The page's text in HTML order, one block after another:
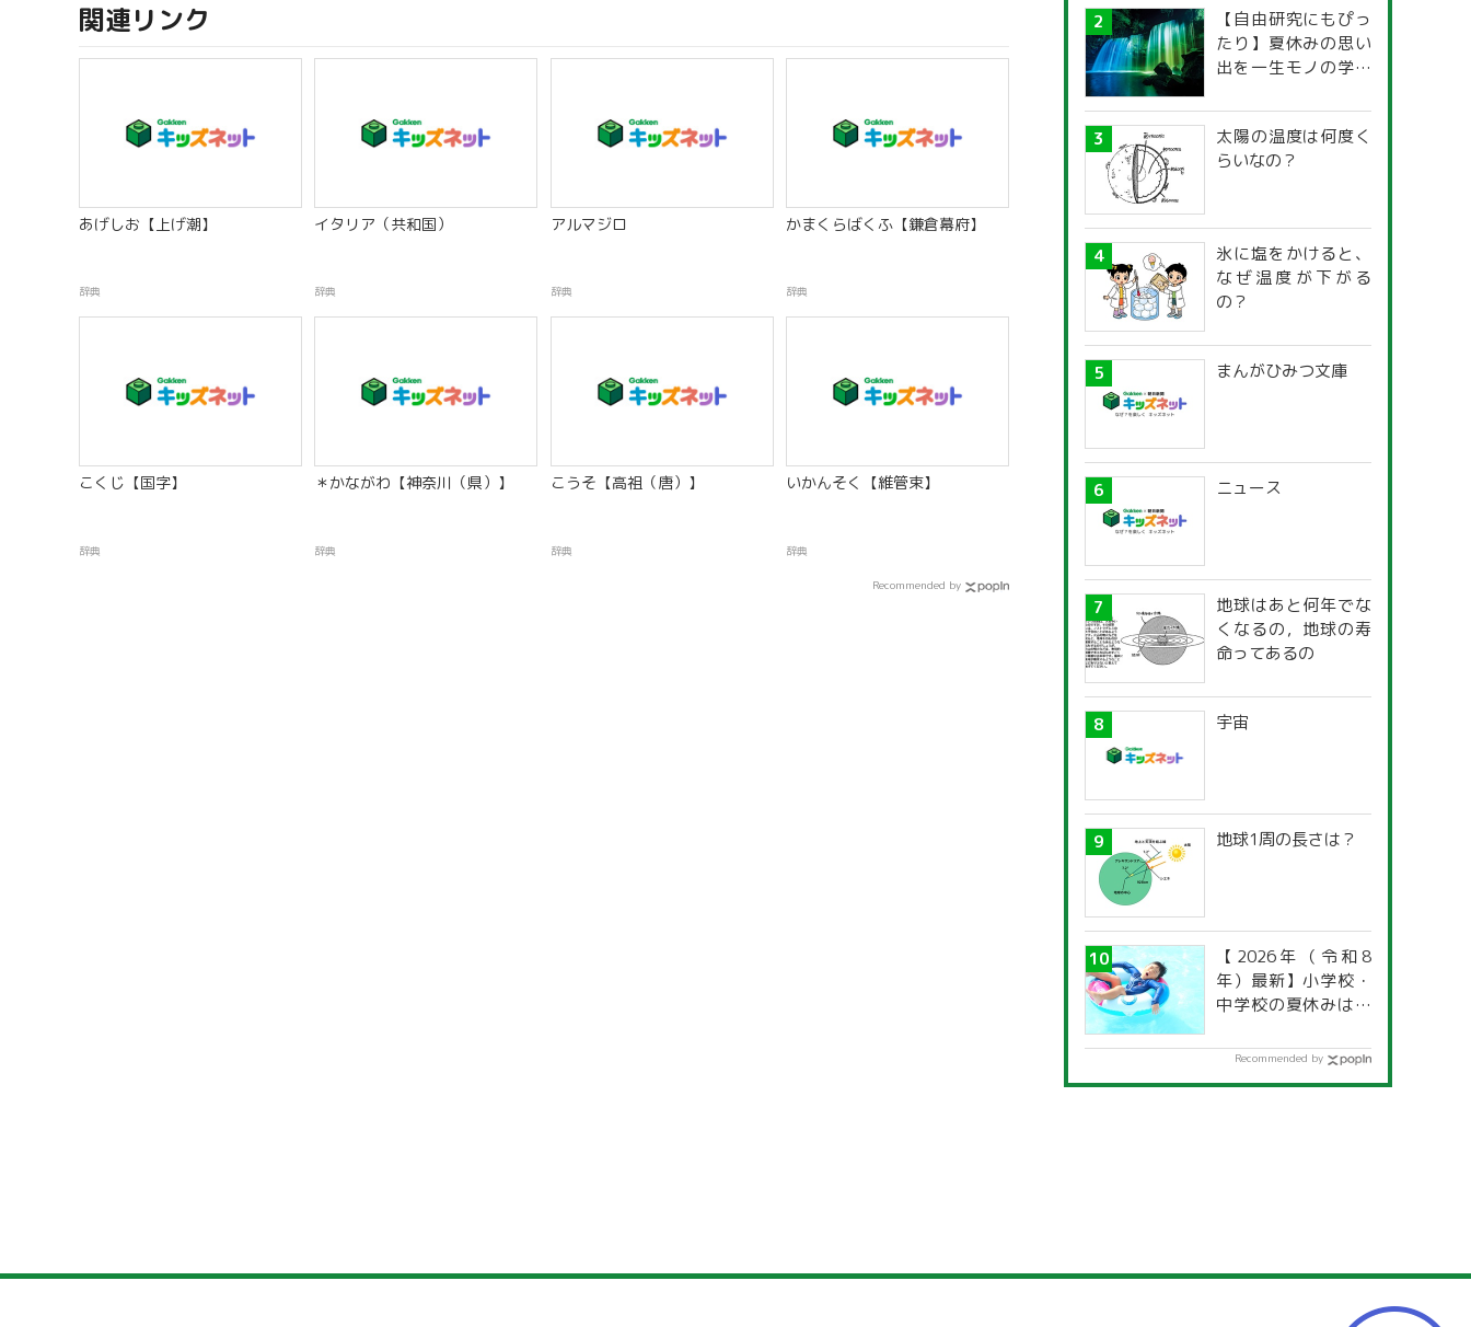
関連リンク
あげしお【上げ潮】
辞典
イタリア（共和国）
辞典
アルマジロ
辞典
かまくらばくふ【鎌倉幕府】
辞典
こくじ【国字】
辞典
＊かながわ【神奈川（県）】
辞典
こうそ【高祖（唐）】
辞典
いかんそく【維管束】
辞典
Recommended by
【自由研究にもぴっ
たり】夏休みの思い
出を一生モノの学び
探究ガイド
太陽の温度は何度く
らいなの？
氷に塩をかけると、
なぜ温度が下がる
の？
まんがひみつ文庫
ニュース
地球はあと何年でな
くなるの，地球の寿
命ってあるの
宇宙
地球1周の長さは？
【2026年（令和8
年）最新】小学校・
中学校の夏休みはい
道府県別「夏季休暇
Recommended by